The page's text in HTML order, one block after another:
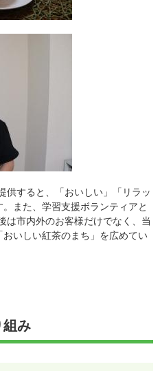
供すると、「おいしい」「リラッ
また、学習支援ボランティアと
は市内外のお客様だけでなく、当
いしい紅茶のまち」を広めてい
組み